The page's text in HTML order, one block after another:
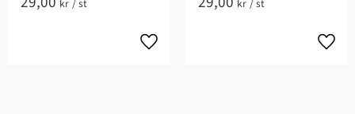
kr /st kr /st